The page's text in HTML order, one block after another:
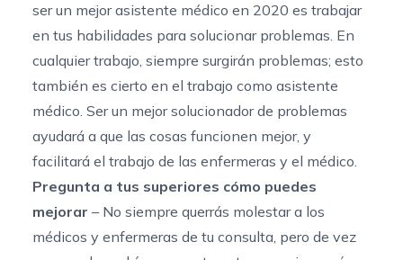
ser un mejor asistente médico en 2020 es trabajar
en tus habilidades para solucionar problemas. En
cualquier trabajo, siempre surgirán problemas; esto
también es cierto en el trabajo como asistente
médico. Ser un mejor solucionador de problemas
ayudará a que las cosas funcionen mejor, y
facilitará el trabajo de las enfermeras y el médico.
Pregunta a tus superiores cómo puedes
mejorar – No siempre querrás molestar a los
médicos y enfermeras de tu consulta, pero de vez